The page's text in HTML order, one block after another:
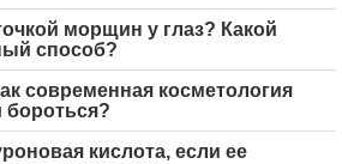
морщин у глаз? Какой
способ?
современная косметология
бороться?
кислота, если ее